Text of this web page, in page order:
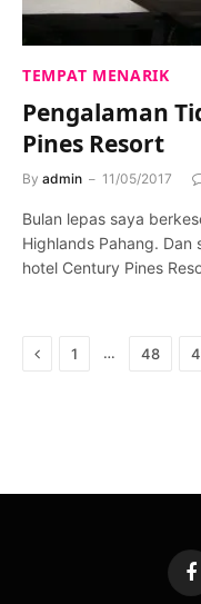
TEMPAT MENARIK
Pengalaman
Pines Resort
By admin 11/05/2017
Bulan lepas saya
Highlands Pahang.
hotel Century Pines
Previous
1 … 48